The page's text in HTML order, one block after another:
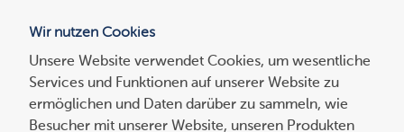
Suchen
nach:
Wir nutzen Cookies
Unsere Website verwendet Cookies, um wesentliche
Services und Funktionen auf unserer Website zu
ermöglichen und Daten darüber zu sammeln, wie
Besucher mit unserer Website, unseren Produkten